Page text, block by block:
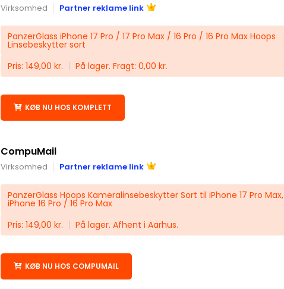
Virksomhed Partner reklame link
PanzerGlass iPhone 17 Pro / 17 Pro Max / 16 Pro / 16 Pro Max Hoops
Linsebeskytter sort
Pris: 149,00 kr.
På lager. Fragt: 0,00 kr.
KØB NU HOS KOMPLETT
CompuMail
Virksomhed Partner reklame link
PanzerGlass Hoops Kameralinsebeskytter Sort til iPhone 17 Pro Max,
iPhone 16 Pro / 16 Pro Max
Pris: 149,00 kr.
På lager. Afhent i Aarhus.
KØB NU HOS COMPUMAIL